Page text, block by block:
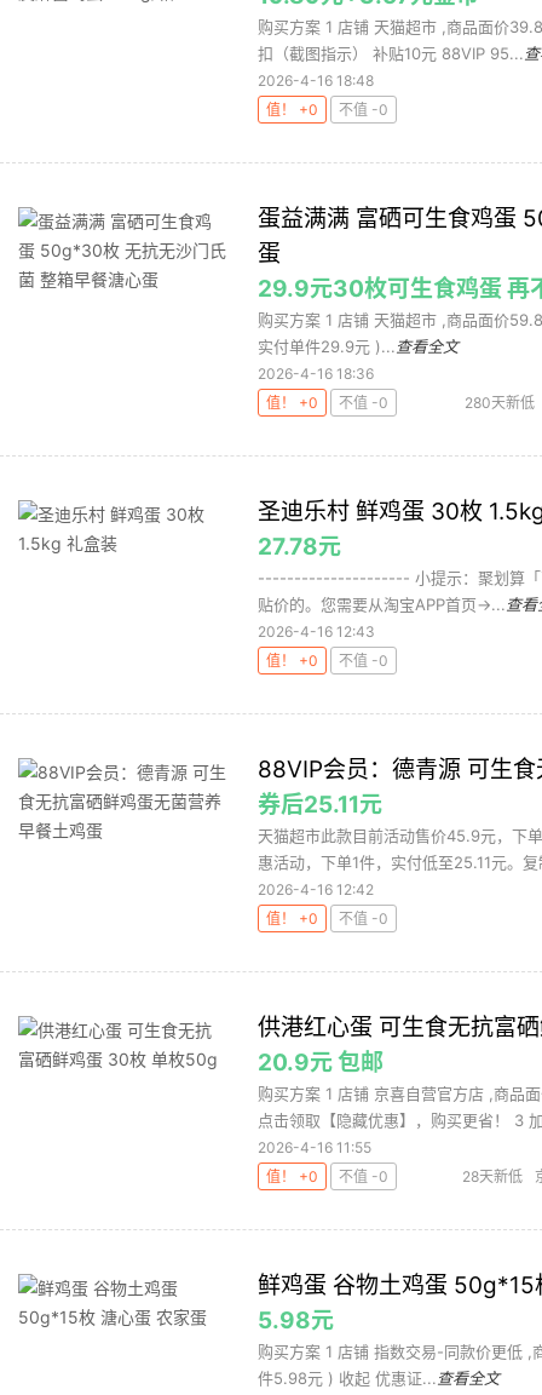
购买方案 1 店铺 天猫超市 ,商品面价
扣（截图指示） 补贴10元 88VIP 95...
2026-4-16 18:48
值！ +0
不值 -0
蛋益满满 富硒可生食鸡蛋
蛋
29.9元30枚可生食鸡蛋 再
购买方案 1 店铺 天猫超市 ,商品面价
实付单件29.9元 )... 查看全文
2026-4-16 18:36
值！ +0
不值 -0 280天新低
圣迪乐村 鲜鸡蛋 30枚
27.78元
--------------------- 小提示：聚划算「百
贴价的。您需要从淘宝APP首页->... 查看
2026-4-16 12:43
值！ +0
不值 -0
88VIP会员：德青源 可生
券后25.11元
天猫超市此款目前活动售价45.9元，下
惠活动，下单1件，实付低至25.11元。
2026-4-16 12:42
值！ +0
不值 -0
供港红心蛋 可生食无抗富
20.9元 包邮
购买方案 1 店铺 京喜自营官方店 ,商品
点击领取【隐藏优惠】，购买更省！ 3
2026-4-16 11:55
值！ +0
不值 -0 28天新低
鲜鸡蛋 谷物土鸡蛋 50g*15
5.98元
购买方案 1 店铺 指数交易-同款价更低
件5.98元 ) 收起 优惠证... 查看全文